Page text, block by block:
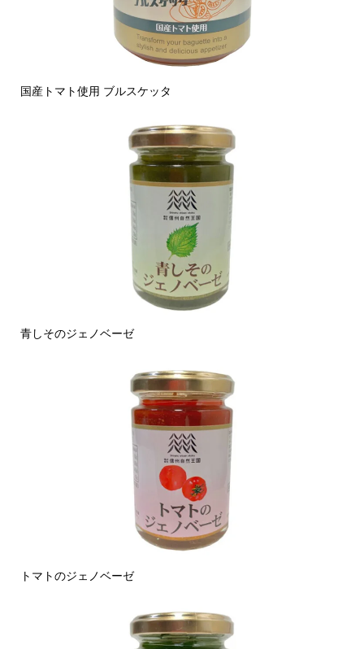
国産トマト使用 ブルスケッタ
青しそのジェノベーゼ
トマトのジェノベーゼ